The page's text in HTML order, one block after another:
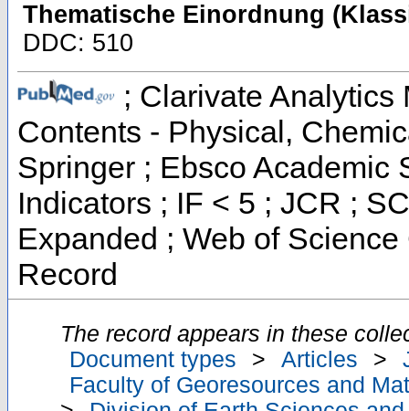
Thematische Einordnung
DDC: 510
; Clarivate Analytics
Contents - Physical,
Springer ; Ebsco Academic
Indicators ; IF < 5 ; JCR ;
Expanded ; Web of
Record
The record appears in these
Document types
> Articles >
Faculty of Georesources and